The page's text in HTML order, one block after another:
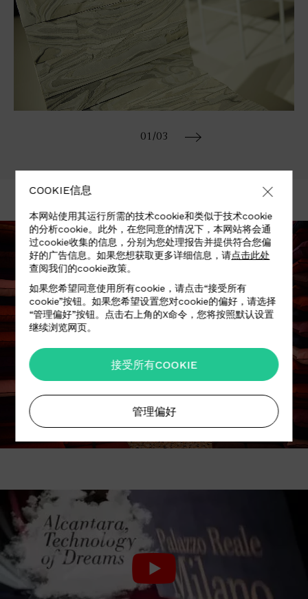
01/03
COOKIE信息
本网站使用其运行所需的技术cookie和类似于技术cookie
的分析cookie。此外，在您同意的情况下，本网站将会通
过cookie收集的信息，分别为您处理报告并提供符合您偏
好的广告信息。如果您想获取更多详细信息，请点击此处
查阅我们的cookie政策。
如果您希望同意使用所有cookie，请点击“接受所有
cookie”按钮。如果您希望设置您对cookie的偏好，请选择
“管理偏好”按钮。点击右上角的X命令，您将按照默认设置
继续浏览网页。
接受所有COOKIE
管理偏好